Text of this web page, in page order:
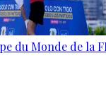
du Monde de la